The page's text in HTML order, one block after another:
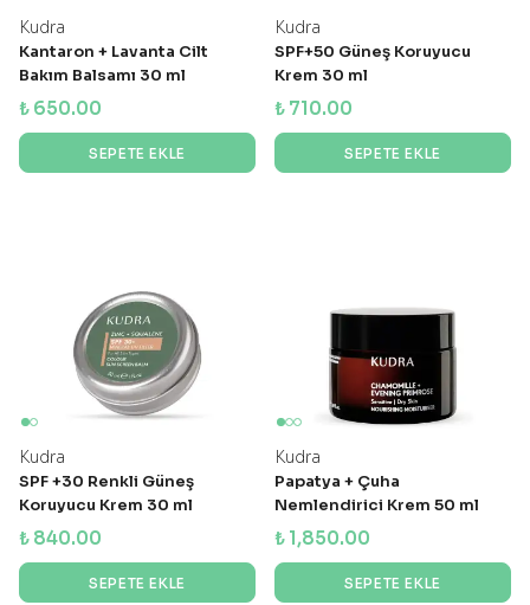
Kudra
Kantaron + Lavanta Cilt
Bakım Balsamı 30 ml
₺ 650.00
SEPETE EKLE
Kudra
SPF+50 Güneş Koruyucu
Krem 30 ml
₺ 710.00
SEPETE EKLE
Kudra
SPF +30 Renkli Güneş
Koruyucu Krem 30 ml
₺ 840.00
SEPETE EKLE
Kudra
Papatya + Çuha
Nemlendirici Krem 50 ml
₺ 1,850.00
SEPETE EKLE